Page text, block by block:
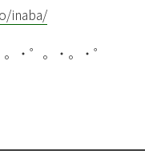
inaba/
゜。・。・゜